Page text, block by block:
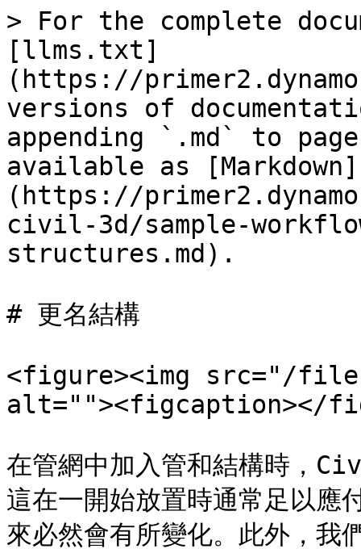
> For the complete
[llms.txt]
(https://
versions of
appending `.md` to
available as [Markdown]
(https://
civil-3d/sample-
structures.md).
# 更名結構
<figure><img src="/files/
alt=""><figcaption></
在管網中加入管和結構時，
這在一開始放置時通常足以應
來必然會有所變化。此外，我